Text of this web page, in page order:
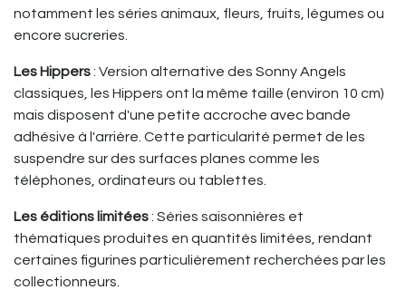
notamment les séries animaux, fleurs, fruits, légumes ou
encore sucreries.
Les Hippers: Version alternative des Sonny Angels
classiques, les Hippers ont la même taille (environ 10 cm)
mais disposent d'une petite accroche avec bande
adhésive à l'arrière. Cette particularité permet de les
suspendre sur des surfaces planes comme les
téléphones, ordinateurs ou tablettes.
Les éditions limitées: Séries saisonnières et
thématiques produites en quantités limitées, rendant
certaines figurines particulièrement recherchées par les
collectionneurs.